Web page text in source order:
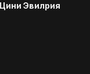
Эвилрия